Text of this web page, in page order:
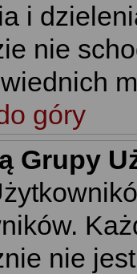
i
nie
góry
Grupy
nie